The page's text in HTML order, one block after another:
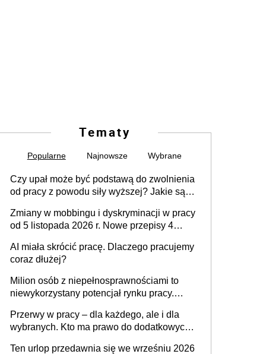
Tematy
Popularne Najnowsze Wybrane
Czy upał może być podstawą do zwolnienia
od pracy z powodu siły wyższej? Jakie są
Zmiany w mobbingu i dyskryminacji w pracy
od 5 listopada 2026 r. Nowe przepisy 4
Ustaw
AI miała skrócić pracę. Dlaczego pracujemy
coraz dłużej?
Milion osób z niepełnosprawnościami to
niewykorzystany potencjał rynku pracy.
dofinansowań czy refundacji, ale bariery po
stronie systemu i świadomości
pracodawców [WYWIAD]
Przerwy w pracy – dla każdego, ale i dla
wybranych. Kto ma prawo do dodatkowych
Ten urlop przedawnia się we wrześniu 2026